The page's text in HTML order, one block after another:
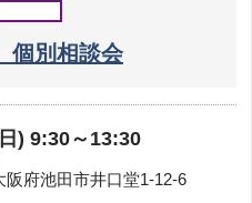
個別相談会
) 9:30～13:30
阪府池田市井口堂1-12-6